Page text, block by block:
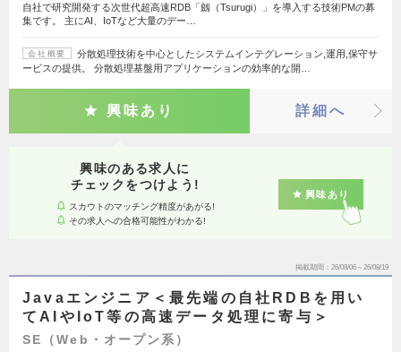
自社で研究開発する次世代超高速RDB「劔（Tsurugi）」を導入する技術PMの募
集です。 主にAI、IoTなど大量のデー…
会社概要
分散処理技術を中心としたシステムインテグレーション,運用,保守サ
ービスの提供。 分散処理基盤用アプリケーションの効率的な開…
興味あり 詳細へ
興味のある求人に
チェックをつけよう!
スカウトのマッチング精度があがる!
その求人への合格可能性がわかる!
興味あり
掲載期間 26/08/06～26/08/19
Javaエンジニア＜最先端の自社RDBを用い
てAIやIoT等の高速データ処理に寄与＞
SE（Web・オープン系）